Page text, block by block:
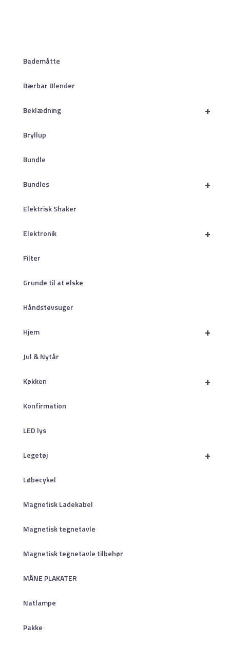
Bademåtte
Bærbar Blender
+
Beklædning
Bryllup
Bundle
+
Bundles
Elektrisk Shaker
+
Elektronik
Filter
Grunde til at elske
Håndstøvsuger
+
Hjem
Jul & Nytår
+
Køkken
Konfirmation
LED lys
+
Legetøj
Løbecykel
Magnetisk Ladekabel
Magnetisk tegnetavle
Magnetisk tegnetavle tilbehør
MÅNE PLAKATER
Natlampe
Pakke